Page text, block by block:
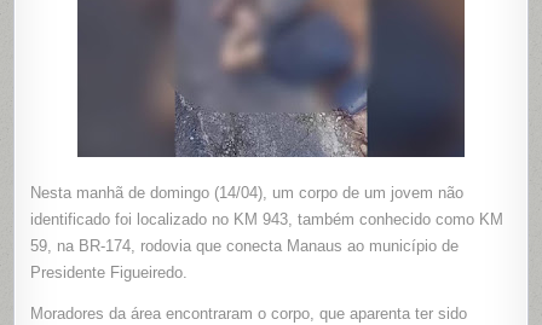
Nesta manhã de domingo (14/04), um corpo de um jovem não
identificado foi localizado no KM 943, também conhecido como KM
59, na BR-174, rodovia que conecta Manaus ao município de
Presidente Figueiredo.
Moradores da área encontraram o corpo, que aparenta ter sido